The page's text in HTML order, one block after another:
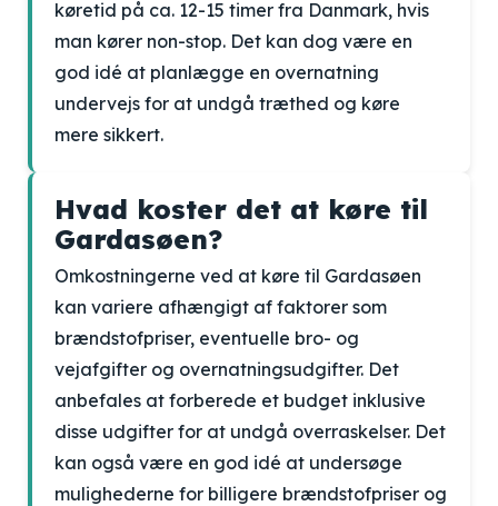
køretid på ca. 12-15 timer fra Danmark, hvis
man kører non-stop. Det kan dog være en
god idé at planlægge en overnatning
undervejs for at undgå træthed og køre
mere sikkert.
Hvad koster det at køre til
Gardasøen?
Omkostningerne ved at køre til Gardasøen
kan variere afhængigt af faktorer som
brændstofpriser, eventuelle bro- og
vejafgifter og overnatningsudgifter. Det
anbefales at forberede et budget inklusive
disse udgifter for at undgå overraskelser. Det
kan også være en god idé at undersøge
mulighederne for billigere brændstofpriser og